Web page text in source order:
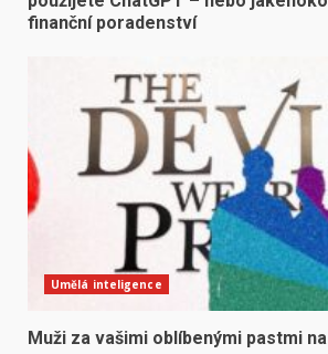
finanční poradenství
Umělá inteligence
Muži za vašimi oblíbenými pastmi